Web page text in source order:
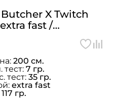
X Twitch
extra fast /
200 см.
тест: 7 гр.
тест: 35 гр.
extra fast
117 гр.